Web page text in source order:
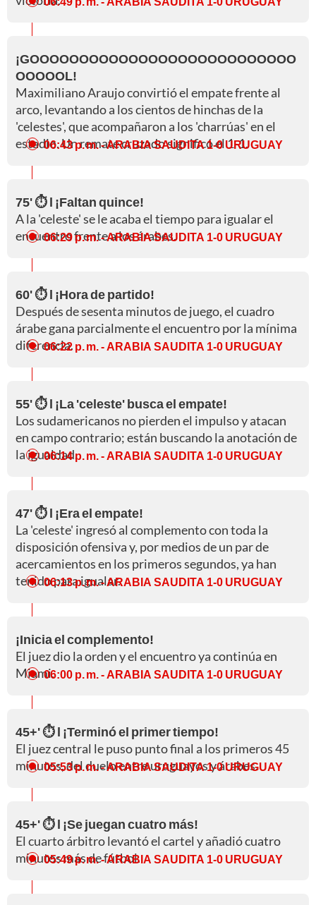
¡GOOOOOOOOOOOOOOOOOOOOOOOOOOO
OOOOOL!
Maximiliano Araujo convirtió el empate frente al
arco, levantando a los cientos de hinchas de la
'celestes', que acompañaron a los 'charrúas' en el
estadio. Un remate cruzado significó el 1-1.
06:43 p. m.- ARABIA SAUDITA 1-0 URUGUAY
75' ⏱️ l ¡Faltan quince!
A la 'celeste' se le acaba el tiempo para igualar el
encuentro frente a los árabes.
06:29 p. m.- ARABIA SAUDITA 1-0 URUGUAY
60' ⏱️ l ¡Hora de partido!
Después de sesenta minutos de juego, el cuadro
árabe gana parcialmente el encuentro por la mínima
diferencia.
06:22 p. m. - ARABIA SAUDITA 1-0 URUGUAY
55' ⏱️ l ¡La 'celeste' busca el empate!
Los sudamericanos no pierden el impulso y atacan
en campo contrario; están buscando la anotación de
la igualdad.
06:14 p. m. - ARABIA SAUDITA 1-0 URUGUAY
47' ⏱️ l ¡Era el empate!
La 'celeste' ingresó al complemento con toda la
disposición ofensiva y, por medios de un par de
acercamientos en los primeros segundos, ya han
tenido para igualar.
06:13 p. m.- ARABIA SAUDITA 1-0 URUGUAY
¡Inicia el complemento!
El juez dio la orden y el encuentro ya continúa en
Miami.06:00 p. m. - ARABIA SAUDITA 1-0 URUGUAY
45+' ⏱️ l ¡Terminó el primer tiempo!
El juez central le puso punto final a los primeros 45
minutos, del duelo entre uruguayos y árabes.
05:53 p. m.- ARABIA SAUDITA 1-0 URUGUAY
45+' ⏱️ l ¡Se juegan cuatro más!
El cuarto árbitro levantó el cartel y añadió cuatro
minutos más de fútbol.
05:49 p. m.- ARABIA SAUDITA 1-0 URUGUAY